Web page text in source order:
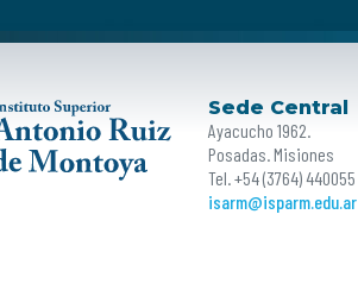
Sede Central
Ayacucho 1962.
Posadas. Misiones
Tel. +54 (3764) 440055
isarm@isparm.edu.ar